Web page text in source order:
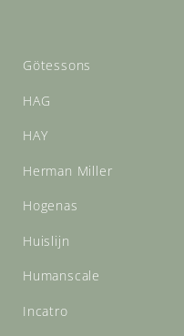
Götessons
HAG
HAY
Herman Miller
Hogenas
Huislijn
Humanscale
Incatro